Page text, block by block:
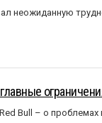
неожиданную
Bull – о проблемах